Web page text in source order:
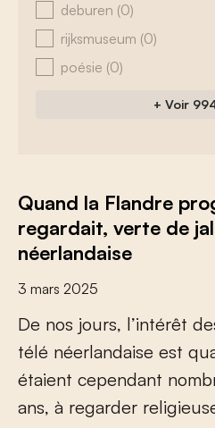
deburen (0)
rijksmuseum (0)
poésie (0)
+ Voir
Quand la Flandre
regardait, verte de
néerlandaise
3 mars 2025
De nos jours, l’intérêt de
télé néerlandaise est qu
étaient cependant nomb
ans, à regarder religieus